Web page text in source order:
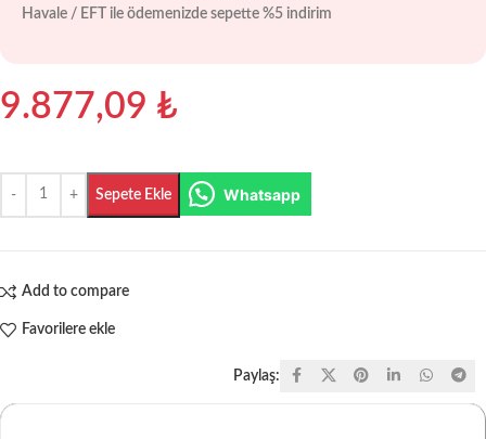
Havale / EFT ile ödemenizde sepette %5 indirim
9.877,09 ₺
Sepete Ekle Whatsapp
Add to compare
Favorilere ekle
Paylaş: